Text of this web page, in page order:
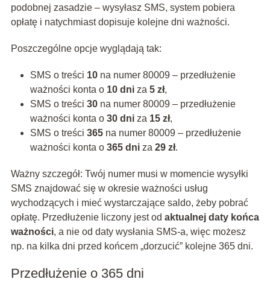
podobnej zasadzie – wysyłasz SMS, system pobiera
opłatę i natychmiast dopisuje kolejne dni ważności.
Poszczególne opcje wyglądają tak:
SMS o treści 10na numer 80009 – przedłużenie
ważności konta o 10 dniza 5 zł,
SMS o treści 30na numer 80009 – przedłużenie
ważności konta o 30 dniza 15 zł,
SMS o treści 365na numer 80009 – przedłużenie
ważności konta o 365 dniza 29 zł.
Ważny szczegół: Twój numer musi w momencie wysyłki
SMS znajdować się w okresie ważności usług
wychodzących i mieć wystarczające saldo, żeby pobrać
opłatę. Przedłużenie liczony jest od aktualnej daty końca
ważności, a nie od daty wysłania SMS-a, więc możesz
np. na kilka dni przed końcem „dorzucić” kolejne 365 dni.
Przedłużenie o 365 dni